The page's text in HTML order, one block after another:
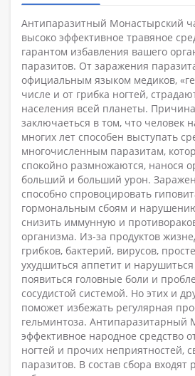
Антипаразитный Монастырский
высоко эффективное травяное
гарантом избавления вашего
паразитов. От заражения
официальным языком медиков,
числе и от грибка ногтей,
населения всей планеты.
заключаеться в том, что человек
многих лет способен выступать
многочисленным паразитам,
спокойно размножаются, нанося
больший и больший урон.
способно спровоцировать
гормональным сбоям и
снизить иммунную и
организма. Из-за продуктов
грибков, бактерий, вирусов,
ухудшиться аппетит и нарушиться
появиться головные боли и
сосудистой системой. Но этих и
поможет избежать регулярная
гельминтоза. Антипаразитарный
эффективное народное средство
ногтей и прочих неприятностей,
паразитов. В состав сбора входят